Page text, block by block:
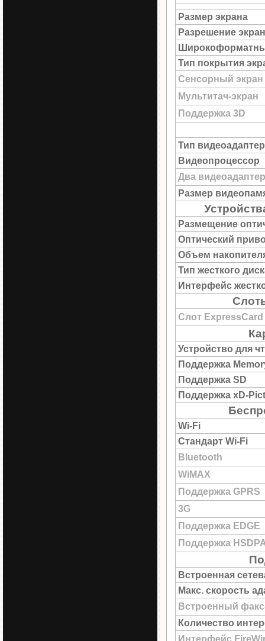
Размер экрана
Разрешение
Тип покрытия
Сенсорный экран
Мультитач-экран
Поддержка 3D
Тип
Видеопроцессор
Два
Размер
Размещение
Оптический
Объем
Тип жесткого
Интерфейс
Слот ExpressCard
Устройство для
Поддержка
Поддержка SD
Поддержка xD-
Wi-Fi
Стандарт Wi-Fi
Bluetooth
WiMAX
Поддержка GPRS
3G
Поддержка EDGE
Поддержка
Встроенная
Макс. скорость
Встроенный
Количество
Интерфейс